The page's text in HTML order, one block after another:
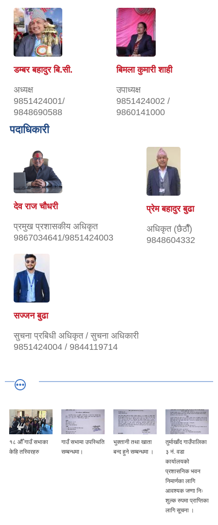
डम्बर बहादुर बि.सी.
अध्यक्ष
9851424001/
9848690588
बिमला कुमारी शाही
उपाध्यक्ष
9851424002 /
9860141000
पदाधिकारी
देव राज चौधरी
प्रमुख प्रशासकीय अधिकृत
9867034641/9851424003
प्रेम बहादुर बुढा
अधिकृत (छैठाैँ)
9848604332
सज्जन बुढा
सुचना प्रबिधी अधिकृत / सुचना अधिकारी
9851424004 / 9844119714
१८ औँ गाउँ सभाका
केहि तस्विरहरु
गाउँ सभामा उपस्थिति
सम्बन्धमा।
भुक्तानी तथा खाता
बन्द हुने सम्बन्धमा ।
तुर्माखाँद गाउँपालिका
३ नं. वडा
कार्यालयको
प्रशासनिक भवन
निमार्णका लागि
आवश्यक जग्गा निः
शुल्क रुपमा प्राप्तिका
लागि सूचना ।